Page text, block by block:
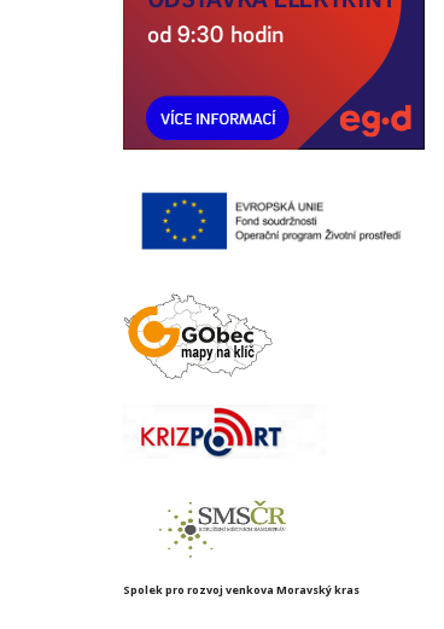
Spolek pro rozvoj venkova Moravský kras